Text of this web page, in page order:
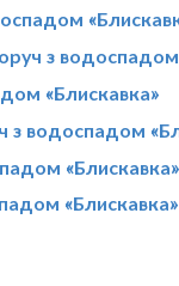
з водоспадом
«Блискавка»
з водоспадом
«Блискавка»
«Блискавка»